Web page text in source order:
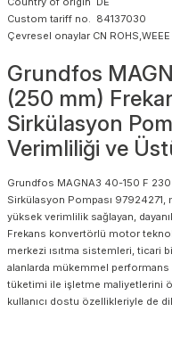
Custom tariff no. 84137030
Çevresel onaylar CN ROHS,WEEE
Grundfos
(250 mm)
Sirkülasyon
Verimliliği ve
Grundfos MAGNA3 40-150 F
Sirkülasyon Pompası 97924271,
yüksek verimlilik sağlayan,
Frekans konvertörlü motor
merkezi ısıtma sistemleri, ticari
alanlarda mükemmel
tüketimi ile işletme maliyetlerini
kullanıcı dostu özellikleriyle de